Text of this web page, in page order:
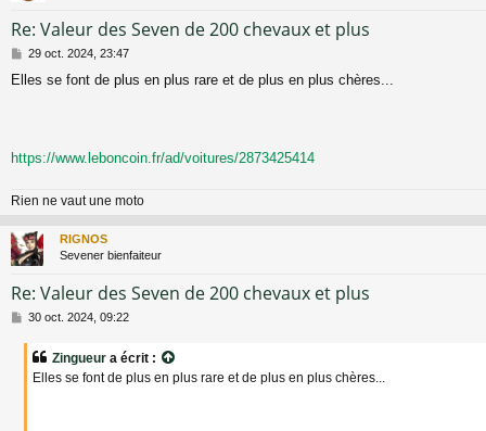
Re: Valeur des Seven de 200 chevaux et plus
M
s
29 oct. 2024, 23:47
Elles se font de plus en plus rare et de plus en plus chères...
https://www.leboncoin.fr/ad/voitures/2873425414
Rien ne vaut une moto
RIGNOS
Sevener bienfaiteur
Re: Valeur des Seven de 200 chevaux et plus
M
30 oct. 2024, 09:22
Zingueur a écrit :
Elles se font de plus en plus rare et de plus en plus chères...